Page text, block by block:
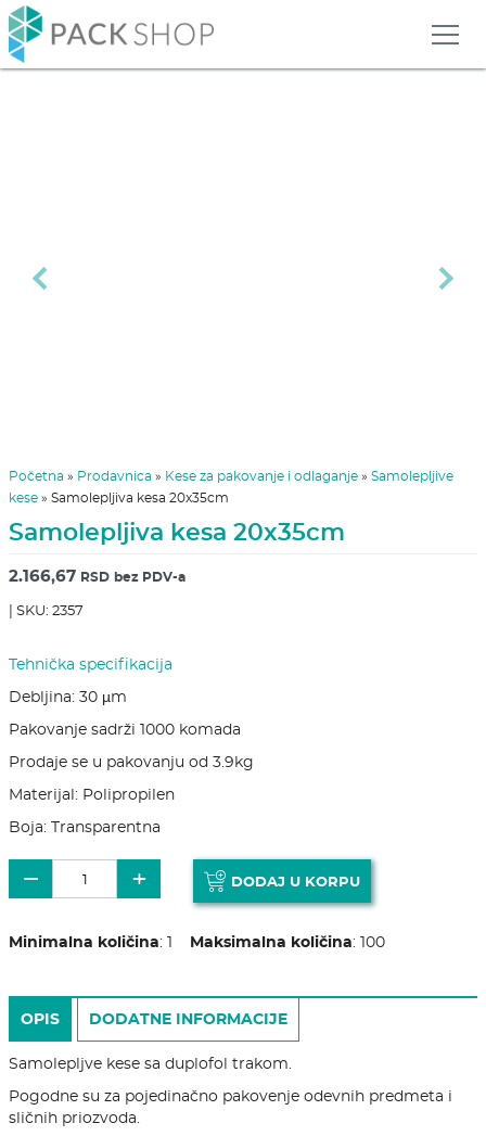
Next
Početna » Prodavnica » Kese za pakovanje i odlaganje » Samolepljive
kese » Samolepljiva kesa 20x35cm
Samolepljiva kesa 20x35cm
2.166,67 RSD bez PDV-a
| SKU: 2357
Tehnička specifikacija
Debljina: 30 µm
Pakovanje sadrži 1000 komada
Prodaje se u pakovanju od 3.9kg
Materijal: Polipropilen
Boja: Transparentna
−
Samolepljiva kesa 20x35cm količina
+ DODAJ U KORPU
Minimalna količina: 1 Maksimalna količina: 100
OPIS DODATNE INFORMACIJE
Samolepljve kese sa duplofol trakom.
Pogodne su za pojedinačno pakovenje odevnih predmeta i
sličnih priozvoda.